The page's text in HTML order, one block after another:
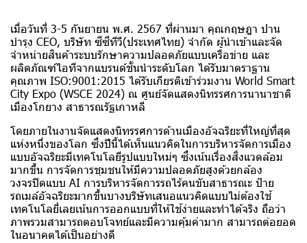
เมื่อวันที่ 3-5 กันยายน พ.ศ. 2567 ที่ผ่านมา คุณกฤษฎา ปาน
บำรุง CEO, บริษัท ซีซีทีวี(ประเทศไทย) จำกัด ผู้นำเข้าและจัด
จำหน่ายสินค้าระบบรักษาความปลอดภัยแบบเครือข่าย และ
ผลิตภัณฑ์ไอทีจากแบรนด์ชั้นนำระดับโลก ได้รับมาตราฐาน
คุณภาพ ISO:9001:2015 ได้รับเกียรติเข้าร่วมงาน World Smart
City Expo (WSCE 2024) ณ ศูนย์จัดแสดงนิทรรศการนานาชาติ
เมืองโกยาง สาธารณรัฐเกาหลี
โดยภายในงานจัดแสดงนิทรรศการด้านเมืองอัจฉริยะที่ใหญ่ที่สุด
แห่งหนึ่งของโลก ซึ่งปีนี้ได้เห็นแนวคิดในการบริหารจัดการเมือง
แบบอัจฉริยะมีเทคโนโลยีรูปแบบใหม่ๆ ซึ่งเน้นเรื่องสิ่งแวดล้อม
มากขึ้น การจัดการชุมชนให้มีความปลอดภัยสูงด้วยกล้อง
วงจรปิดแบบ AI การบริหารจัดการรถไร้คนขับสาธารณะ ป้าย
รถเมล์อัจฉริยะมากขึ้นบางบริษัทเสนอแนวคิดแบบไม่ต้องใช้
เทคโนโลยี่เลยเน้นการออกแบบที่ให้ใช้ง่ายและทำได้จริง ถือว่า
ภาพรวมสามารถตอบโจทย์และมีความคุ้มค่ามาก สามารถต่อยอด
ในอนาคตได้เป็นอย่างดี